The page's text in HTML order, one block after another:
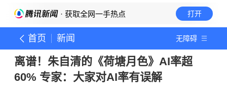
· 获取全网一手热点 打开
首页 新闻 无障碍
离谱！朱自清的《荷塘月色》AI率超
60% 专家：大家对AI率有误解